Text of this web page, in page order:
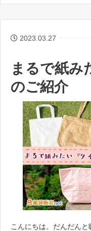
2023.03.27
まるで紙み
のご紹介
こんにちは。だんだん